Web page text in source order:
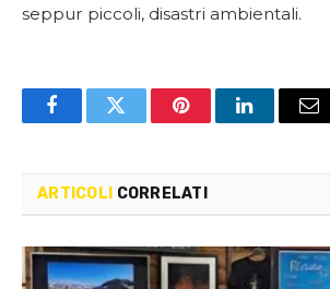
seppur piccoli, disastri ambientali.
FacebookTwitter PinterestLinkedIn
ARTICOLI CORRELATI